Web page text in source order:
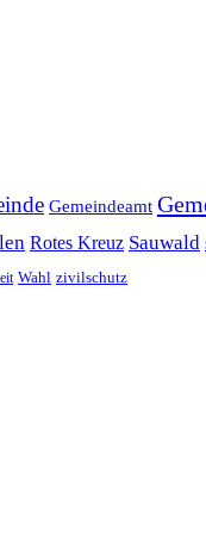
Gemeindeamt
Rotes Kreuz Sauwald
Wahl zivilschutz